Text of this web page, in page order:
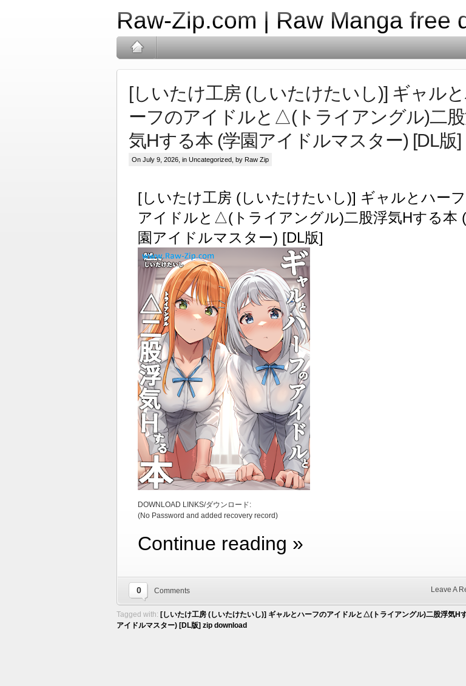
Raw-Zip.com | Raw Manga free
[しいたけ工房 (しいたけたいし)] ギャル
ーフのアイドルと△(トライアングル)二
気Hする本 (学園アイドルマスター) [DL版]
On July 9, 2026, in Uncategorized , by Raw Zip
[しいたけ工房 (しいたけたいし)] ギャルとハー
アイドルと△(トライアングル)二股浮気Hする本
園アイドルマスター) [DL版]
DOWNLOAD LINKS/ダウンロード:
(No Password and added recovery record)
Continue reading »
0 Comments Leave A
Tagged with: [しいたけ工房 (しいたけたいし)] ギャルとハーフのアイドルと△(トライアングル)二股浮気H
アイドルマスター) [DL版] zip download